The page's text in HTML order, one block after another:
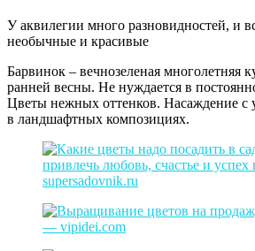
У аквилегии много разновидностей, и
необычные и красивые
Барвинок – вечнозеленая многолетняя
ранней весны. Не нуждается в
Цветы нежных оттенков. Насаждение с
в ландшафтных композициях.